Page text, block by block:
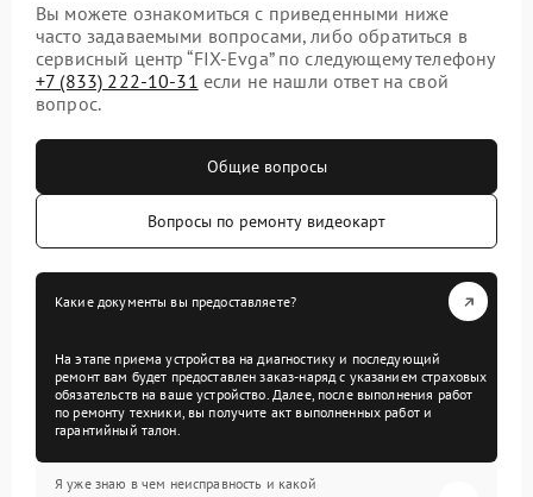
Вы можете ознакомиться с приведенными ниже
часто задаваемыми вопросами, либо обратиться в
сервисный центр “FIX-Evga” по следующему телефону
+7 (833) 222-10-31 если не нашли ответ на свой
вопрос.
Общие вопросы
Вопросы по ремонту видеокарт
Какие документы вы предоставляете?
На этапе приема устройства на диагностику и последующий
ремонт вам будет предоставлен заказ-наряд с указанием страховых
обязательств на ваше устройство. Далее, после выполнения работ
по ремонту техники, вы получите акт выполненных работ и
гарантийный талон.
Я уже знаю в чем неисправность и какой